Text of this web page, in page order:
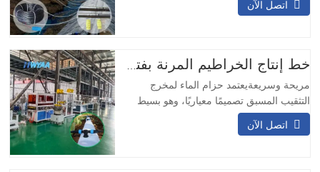
للتآكل والصدمات، لا حاجة لتعديل الاتجاه،
التصميم ذو المدخلين والمخرجين التشغيل
المستمر…
اتصل الآن
خط إنتاج الخراطيم المرنة بفتحة التخريم المسبق
مريحة وسريعةيعتمد حزام الماء لمخرج
التثقيب المسبق تصميمًا معياريًا، وهو بسيط
ومريح في التركيب. لا يتطلب اللحام في
الموقع ويمكن تركيبه بسرعة.وسائل النقل
اتصل الآن